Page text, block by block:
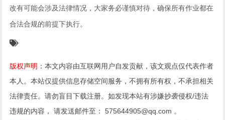
改有可能会涉及法律情况，大家务必谨慎对待，确保所有作业都在
合法合规的前提下执行。
版权声明 ：本文内容由互联网用户自发贡献，该文观点仅代表作者
本人。本站仅提供信息存储空间服务，不拥有所有权，不承担相关
法律责任。请勿盲目下载注册。如发现本站有涉嫌抄袭侵权/违法
违规的内容， 请发送邮件至： 575644905@qq.com 。